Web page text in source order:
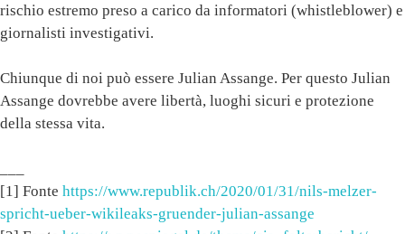
rischio estremo preso a carico da informatori (whistleblower) e
giornalisti investigativi.
Chiunque di noi può essere Julian Assange. Per questo Julian
Assange dovrebbe avere libertà, luoghi sicuri e protezione
della stessa vita.
[1] Fonte https://www.republik.ch/2020/01/31/nils-melzer-
spricht-ueber-wikileaks-gruender-julian-assange